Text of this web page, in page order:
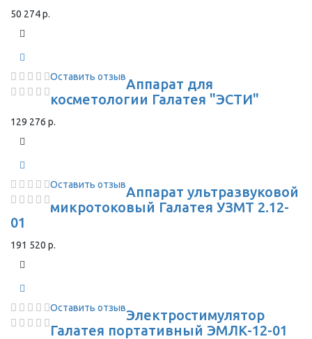
50 274 р.
Оставить отзывАппарат для
косметологии Галатея "ЭСТИ"
129 276 р.
Оставить отзывАппарат ультразвуковой
микротоковый Галатея УЗМТ 2.12-
01
191 520 р.
Оставить отзывЭлектростимулятор
Галатея портативный ЭМЛК-12-01